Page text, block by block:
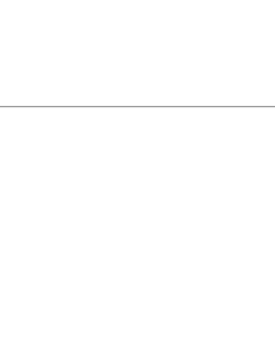
Vipps, Klarna och Google Pay.
debiteras kortet/fakturan.